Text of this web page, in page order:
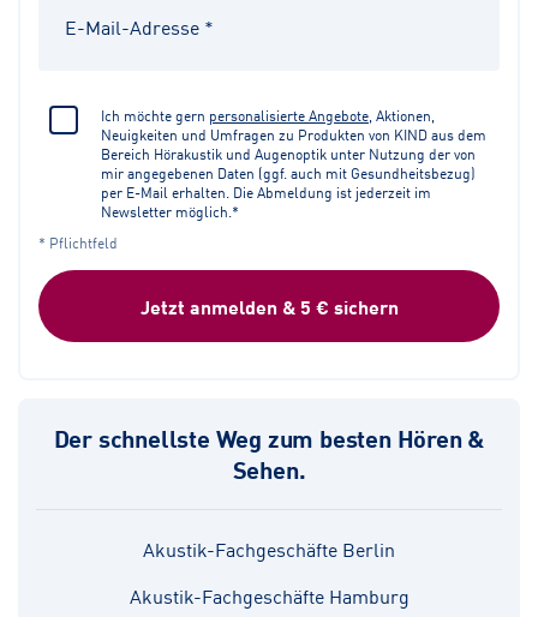
Ich möchte gern personalisierte Angebote , Aktionen,
Neuigkeiten und Umfragen zu Produkten von KIND aus dem
Bereich Hörakustik und Augenoptik unter Nutzung der von
mir angegebenen Daten (ggf. auch mit Gesundheitsbezug)
per E-Mail erhalten. Die Abmeldung ist jederzeit im
Newsletter möglich.*
* Pflichtfeld
Jetzt anmelden & 5 € sichern
Der schnellste Weg zum besten Hören &
Sehen.
Akustik-Fachgeschäfte Berlin
Akustik-Fachgeschäfte Hamburg